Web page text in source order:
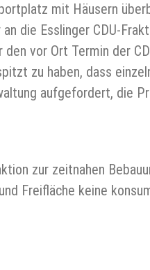
mit Häusern
die Esslinger CDU-
vor Ort Termin der
zu haben, dass
aufgefordert, die
zur zeitnahen
Freifläche keine